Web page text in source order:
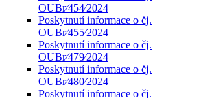
OUBr⁄454⁄2024
Poskytnutí informace o čj.
OUBr⁄455⁄2024
Poskytnutí informace o čj.
OUBr⁄479⁄2024
Poskytnutí informace o čj.
OUBr⁄480⁄2024
Poskytnutí informace o čj.